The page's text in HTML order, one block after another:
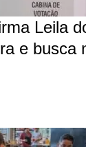
Leila
e busca